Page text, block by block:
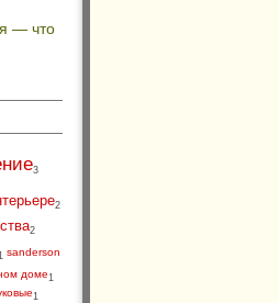
— что
3
2
2
1 sanderson
доме1
1